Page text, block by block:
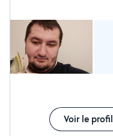
Voir le profil